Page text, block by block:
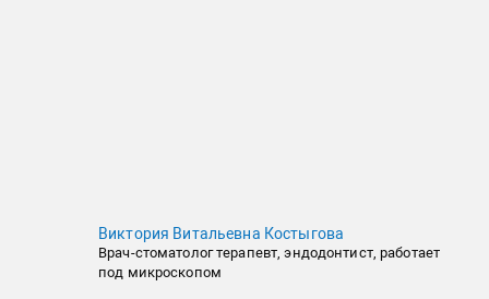
Виктория Витальевна Костыгова
Врач-стоматолог терапевт, эндодонтист, работает
под микроскопом